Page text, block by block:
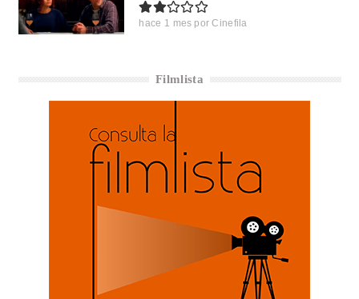
hace 1 mes por Cinefila
Filmlista